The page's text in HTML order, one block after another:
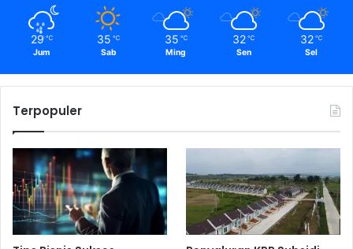
29 ℃
Jum
35 ℃
Sab
35 ℃
Ming
32 ℃
Sen
32 ℃
Sel
Terpopuler